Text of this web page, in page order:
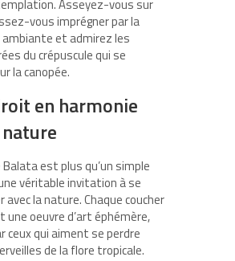
Asseyez-vous sur
vous imprégner par la
et admirez les
du crépuscule qui se
la canopée.
en harmonie
Balata est plus qu’un simple
véritable invitation à se
avec la nature. Chaque coucher
une oeuvre d’art éphémère,
ceux qui aiment se perdre
de la flore tropicale.